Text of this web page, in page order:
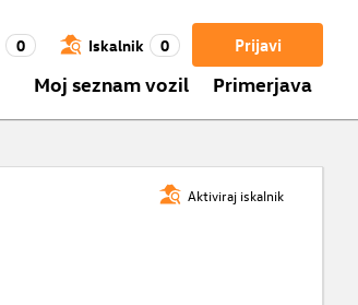
Prijavi
0 Iskalnik 0
Moj seznam vozil Primerjava
Aktiviraj iskalnik